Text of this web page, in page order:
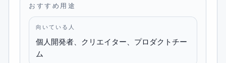
おすすめ用途
向いている人
個人開発者、クリエイター、プロダクトチー
ム